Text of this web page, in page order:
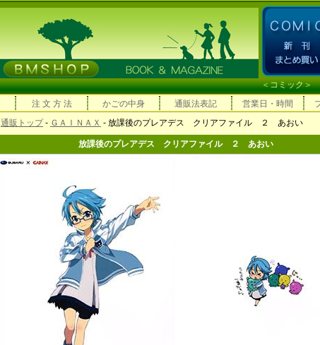
＜コミック
注 文 方 法 かごの中身 通販法表記 営業日・時間
通販トップ- ＧＡＩＮＡＸ - 放課後のプレアデス クリアファイル ２ あおい
放課後のプレアデス クリアファイル ２ あおい